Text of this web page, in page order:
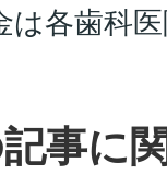
は各歯科
事に